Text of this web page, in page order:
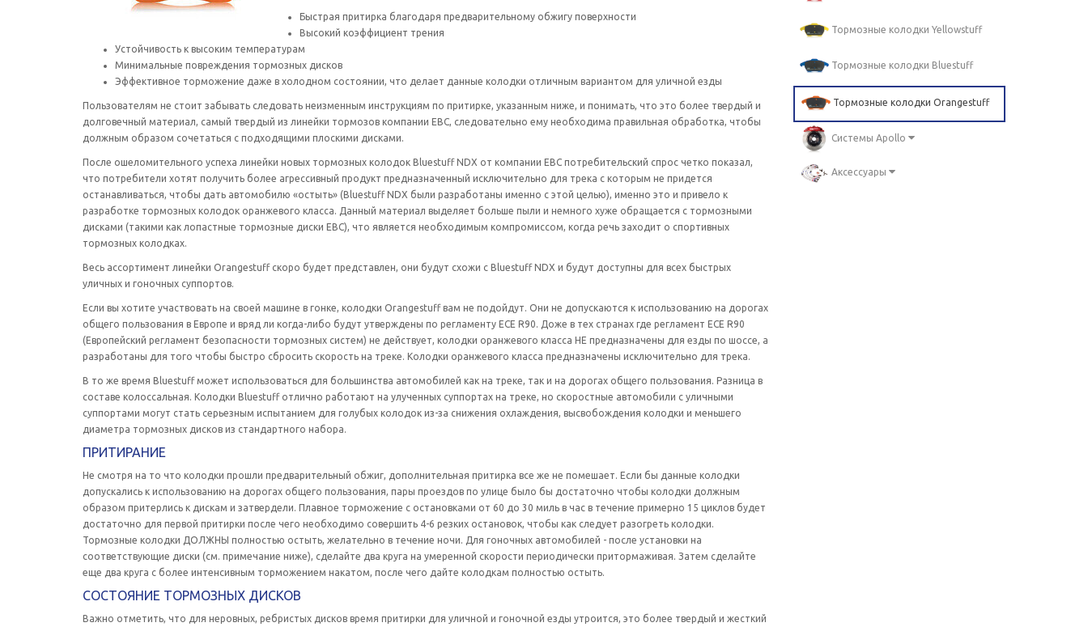
Быстрая притирка благодаря предварительному обжигу поверхности
Высокий коэффициент трения
Устойчивость к высоким температурам
Минимальные повреждения тормозных дисков
Эффективное торможение даже в холодном состоянии, что делает данные колодки отличным вариантом для уличной езды
Пользователям не стоит забывать следовать неизменным инструкциям по притирке, указанным ниже, и понимать, что это более твердый и
долговечный материал, самый твердый из линейки тормозов компании EBC, следовательно ему необходима правильная обработка, чтобы
должным образом сочетаться с подходящими плоскими дисками.
После ошеломительного успеха линейки новых тормозных колодок Bluestuff NDX от компании EBC потребительский спрос четко показал,
что потребители хотят получить более агрессивный продукт предназначенный исключительно для трека с которым не придется
останавливаться, чтобы дать автомобилю «остыть» (Bluestuff NDX были разработаны именно с этой целью), именно это и привело к
разработке тормозных колодок оранжевого класса. Данный материал выделяет больше пыли и немного хуже обращается с тормозными
дисками (такими как лопастные тормозные диски EBC), что является необходимым компромиссом, когда речь заходит о спортивных
тормозных колодках.
Весь ассортимент линейки Orangestuff скоро будет представлен, они будут схожи с Bluestuff NDX и будут доступны для всех быстрых
уличных и гоночных суппортов.
Если вы хотите участвовать на своей машине в гонке, колодки Orangestuff вам не подойдут. Они не допускаются к использованию на дорогах
общего пользования в Европе и вряд ли когда-либо будут утверждены по регламенту ECE R90. Доже в тех странах где регламент ECE R90
(Европейский регламент безопасности тормозных систем) не действует, колодки оранжевого класса НЕ предназначены для езды по шоссе, а
разработаны для того чтобы быстро сбросить скорость на треке. Колодки оранжевого класса предназначены исключительно для трека.
В то же время Bluestuff может использоваться для большинства автомобилей как на треке, так и на дорогах общего пользования. Разница в
составе колоссальная. Колодки Bluestuff отлично работают на улученных суппортах на треке, но скоростные автомобили с уличными
суппортами могут стать серьезным испытанием для голубых колодок из-за снижения охлаждения, высвобождения колодки и меньшего
диаметра тормозных дисков из стандартного набора.
ПРИТИРАНИЕ
Не смотря на то что колодки прошли предварительный обжиг, дополнительная притирка все же не помешает. Если бы данные колодки
допускались к использованию на дорогах общего пользования, пары проездов по улице было бы достаточно чтобы колодки должным
образом притерлись к дискам и затвердели. Плавное торможение с остановками от 60 до 30 миль в час в течение примерно 15 циклов будет
достаточно для первой притирки после чего необходимо совершить 4-6 резких остановок, чтобы как следует разогреть колодки.
Тормозные колодки ДОЛЖНЫ полностью остыть, желательно в течение ночи. Для гоночных автомобилей - после установки на
соответствующие диски (см. примечание ниже), сделайте два круга на умеренной скорости периодически притормаживая. Затем сделайте
еще два круга с более интенсивным торможением накатом, после чего дайте колодкам полностью остыть.
СОСТОЯНИЕ ТОРМОЗНЫХ ДИСКОВ
Важно отметить, что для неровных, ребристых дисков время притирки для уличной и гоночной езды утроится, это более твердый и жесткий
Тормозные колодки Yellowstuff
Тормозные колодки Bluestuff
Тормозные колодки Orangestuff
Системы Apollo
Аксессуары